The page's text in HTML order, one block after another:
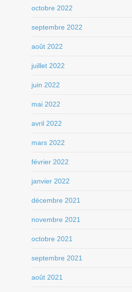
octobre 2022
septembre 2022
août 2022
juillet 2022
juin 2022
mai 2022
avril 2022
mars 2022
février 2022
janvier 2022
décembre 2021
novembre 2021
octobre 2021
septembre 2021
août 2021